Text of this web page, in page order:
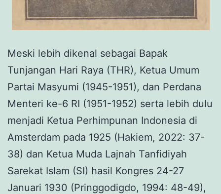
Meski lebih dikenal sebagai Bapak
Tunjangan Hari Raya (THR), Ketua Umum
Partai Masyumi (1945-1951), dan Perdana
Menteri ke-6 RI (1951-1952) serta lebih dulu
menjadi Ketua Perhimpunan Indonesia di
Amsterdam pada 1925 (Hakiem, 2022: 37-
38) dan Ketua Muda Lajnah Tanfidiyah
Sarekat Islam (SI) hasil Kongres 24-27
Januari 1930 (Pringgodigdo, 1994: 48-49),